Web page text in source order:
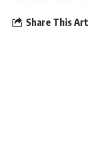
Share This